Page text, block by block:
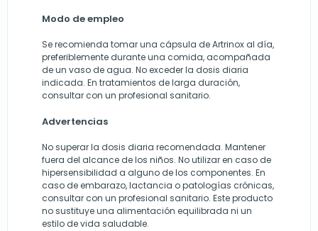
Modo de empleo
Se recomienda tomar una cápsula de Artrinox al día,
preferiblemente durante una comida, acompañada
de un vaso de agua. No exceder la dosis diaria
indicada. En tratamientos de larga duración,
consultar con un profesional sanitario.
Advertencias
No superar la dosis diaria recomendada. Mantener
fuera del alcance de los niños. No utilizar en caso de
hipersensibilidad a alguno de los componentes. En
caso de embarazo, lactancia o patologías crónicas,
consultar con un profesional sanitario. Este producto
no sustituye una alimentación equilibrada ni un
estilo de vida saludable.